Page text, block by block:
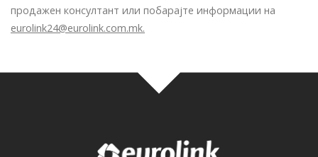
продажен консултант или побарајте информации на
eurolink24@eurolink.com.mk.